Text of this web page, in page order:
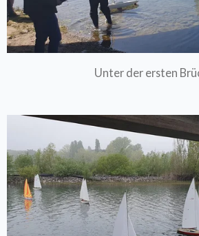
Unter der ersten